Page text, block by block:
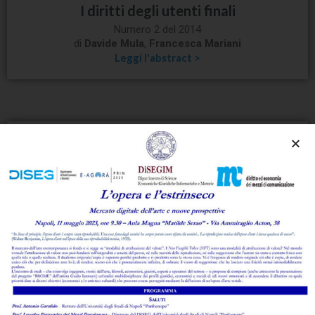
I diritti degli utenti finali
Numero 2 del 2014
di Davide Mula, Francesca Mariani
Leggi l'abstract >
La disciplina del servizio universale
Numero 2 del 2014
diGaia Cozzolino,Mariano Baldi
Leggi l'abstract >
Gli obblighi per gli operatori aventi
significativo potere di mercato
Numero 2 del 2014